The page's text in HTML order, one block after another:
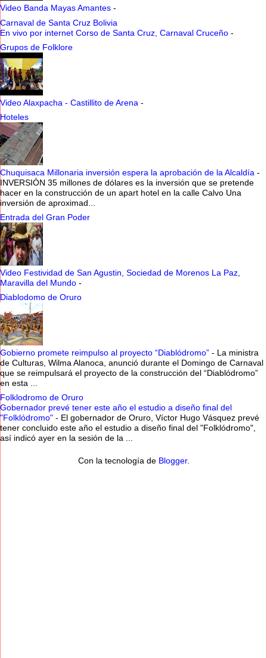
Video Banda Mayas Amantes -
Carnaval de Santa Cruz Bolivia
En vivo por internet Corso de Santa Cruz, Carnaval Cruceño -
Grupos de Folklore
Video Alaxpacha - Castillito de Arena -
Hoteles
Chuquisaca Millonaria inversión espera la aprobación de la Alcaldía -
INVERSIÓN 35 millones de dólares es la inversión que se pretende
hacer en la construcción de un apart hotel en la calle Calvo Una
inversión de aproximad...
Entrada del Gran Poder
Video Festividad de San Agustin, Sociedad de Morenos La Paz,
Maravilla del Mundo -
Diablodomo de Oruro
Gobierno promete reimpulso al proyecto “Diablódromo” - La ministra
de Culturas, Wilma Alanoca, anunció durante el Domingo de Carnaval
que se reimpulsará el proyecto de la construcción del “Diablódromo”
en esta ...
Folklodromo de Oruro
Gobernador prevé tener este año el estudio a diseño final del
"Folklódromo" - El gobernador de Oruro, Víctor Hugo Vásquez prevé
tener concluido este año el estudio a diseño final del "Folklódromo",
así indicó ayer en la sesión de la ...
Con la tecnología de Blogger.